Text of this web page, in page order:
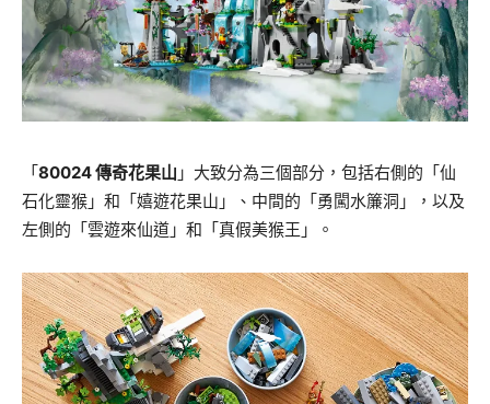
「 80024傳奇花果山 」大致分為三個部分，包括右側的「仙
石化靈猴」和「 嬉遊花果山」、中間的「勇闖水簾洞」，以及
左側的「雲遊來仙道」 和「真假美猴王」。